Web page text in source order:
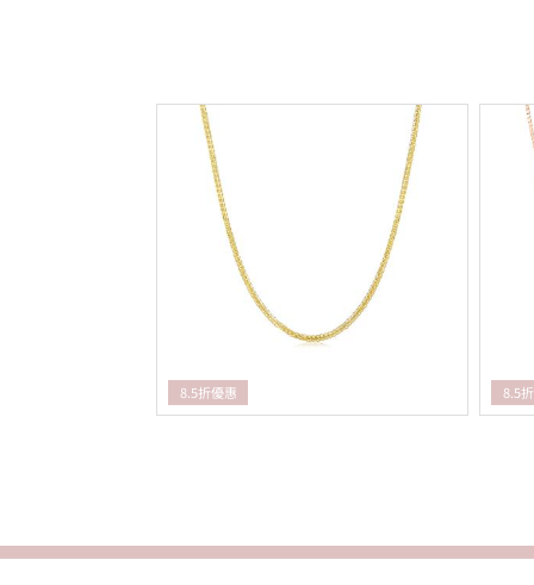
8.5折優惠 8.5